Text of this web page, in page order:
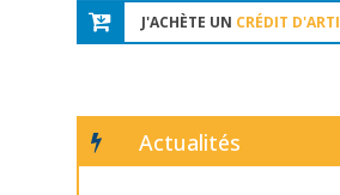
J'ACHÈTE UN CRÉDIT
Actualités